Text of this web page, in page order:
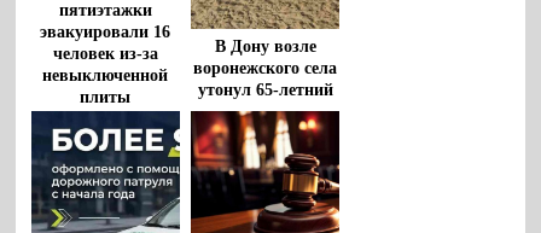
пятиэтажки
эвакуировали 16
человек из-за
невыключенной
плиты
В Дону возле
воронежского села
утонул 65-летний
мужчина